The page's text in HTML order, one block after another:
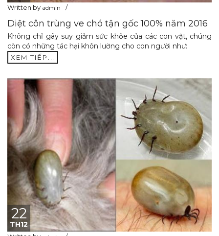
Written by admin
Diệt côn trùng ve chó tận gốc 100% năm 2016
Không chỉ gây suy giảm sức khỏe của các con vật, chúng
còn có những tác hại khôn lường cho con người như:
XEM TIẾP...
22
TH12